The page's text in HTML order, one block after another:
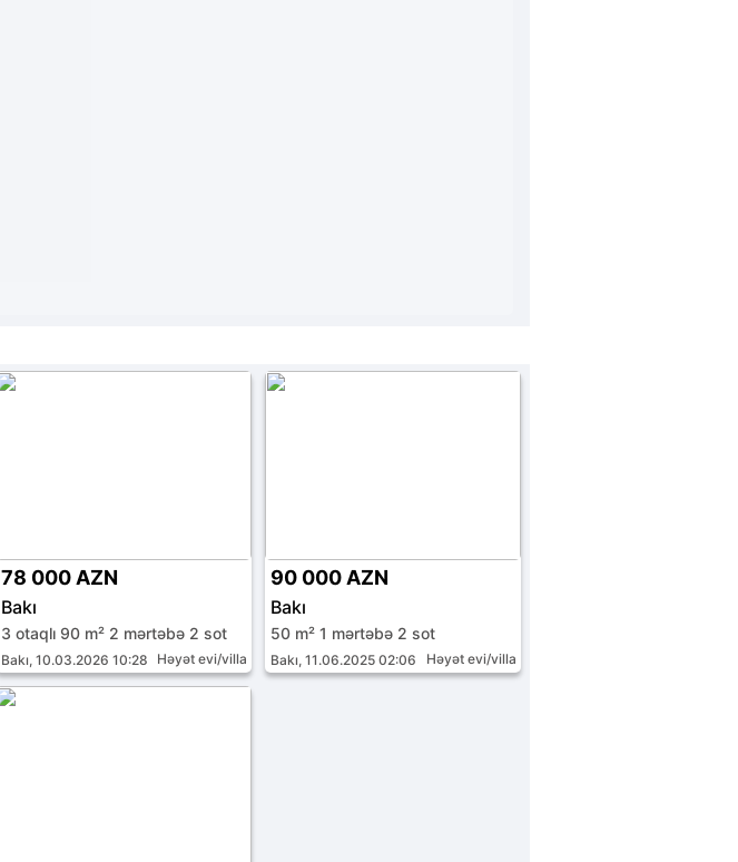
78 000 AZN
Bakı
3 otaqlı 90 m² 2 mərtəbə 2 sot
Bakı, 10.03.2026 10:28 Həyət evi/villa
90 000 AZN
Bakı
50 m² 1 mərtəbə 2 sot
Bakı, 11.06.2025 02:06 Həyət evi/villa